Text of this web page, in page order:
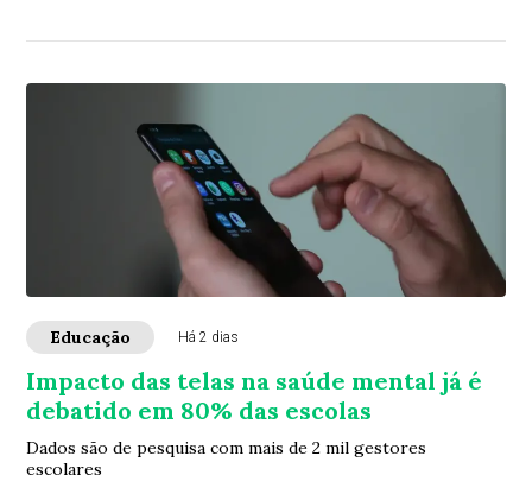
Educação Há 2 dias
Impacto das telas na saúde mental já é
debatido em 80% das escolas
Dados são de pesquisa com mais de 2 mil gestores
escolares